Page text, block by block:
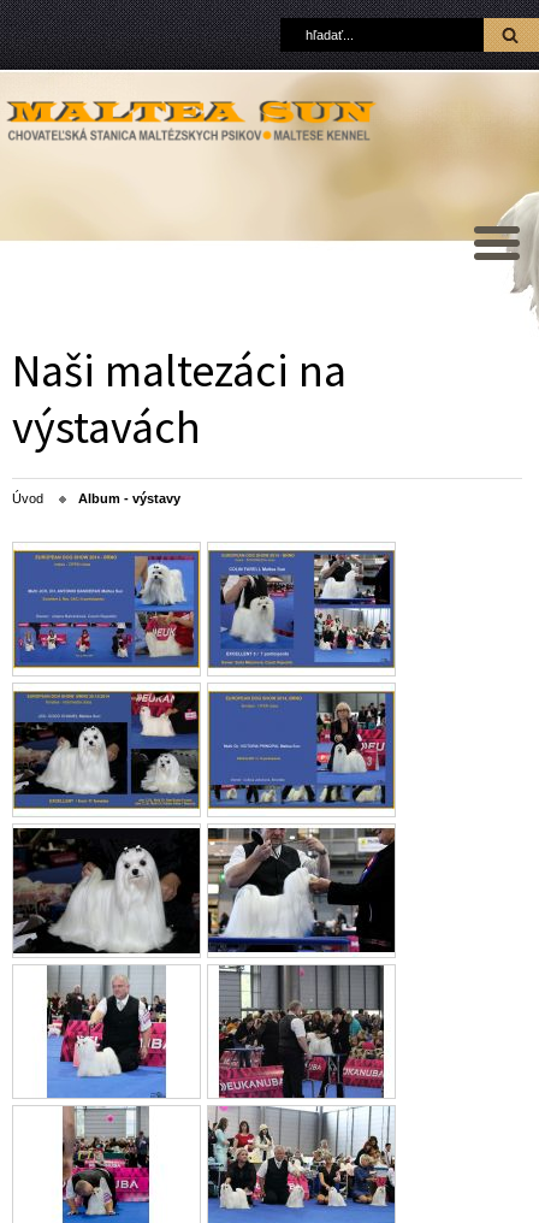
Naši maltezáci na
výstavách
Úvod Album - výstavy